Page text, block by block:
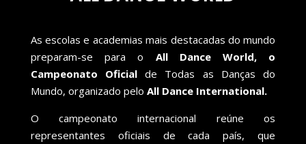
As escolas e academias mais destacadas do mundo
preparam-se para o All Dance World, o
Campeonato Oficial de Todas as Danças do
Mundo, organizado pelo All Dance International.
O campeonato internacional reúne os
representantes oficiais de cada país, que